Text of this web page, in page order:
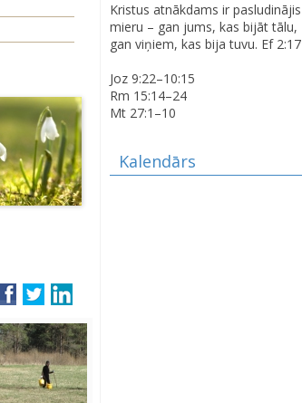
SPĀRES EVAŅĢĒLISKI
LUTERISKAJAI BAZNĪCAI
360
AVE MARIS STELLA
Kristus atnākdams ir pasludinājis
mieru – gan jums, kas bijāt tālu,
gan viņiem, kas bija tuvu. Ef 2:17
Joz 9:22–10:15
Rm 15:14–24
Mt 27:1–10
Kalendārs